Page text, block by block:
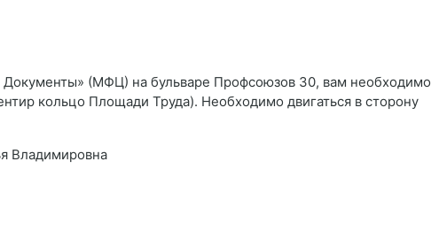
(МФЦ) на бульваре Профсоюзов 30, вам необходимо
кольцо Площади Труда). Необходимо двигаться в сторону
Владимировна